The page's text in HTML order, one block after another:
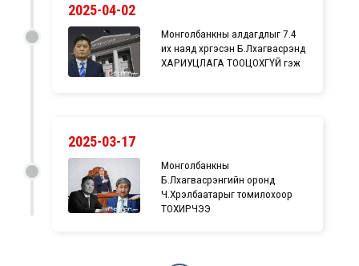
2025-04-02
Монголбанкны алдагдлыг 7.4
их наяд хүргэсэн Б.Лхагвасүрэнд
ХАРИУЦЛАГА ТООЦОХГҮЙ гэж үү
2025-03-17
Монголбанкны
Б.Лхагвасүрэнгийн оронд
Ч.Хүрэлбаатарыг томилохоор
ТОХИРЧЭЭ